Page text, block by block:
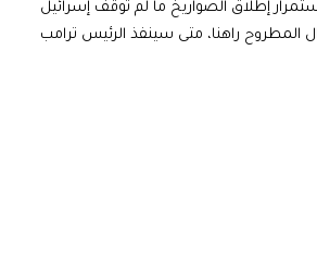
إطلاق الصواريخ ما لم توقف إسرائيل
المطروح راهنا، متى سينفذ الرئيس ترامب